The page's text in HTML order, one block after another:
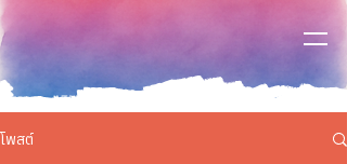
โพสต์